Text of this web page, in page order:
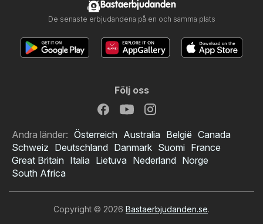
Bastaerbjudanden
De senaste erbjudandena på en och samma plats
Följ oss
Andra länder: Österreich Australia België Canada
Schweiz Deutschland Danmark Suomi France
Great Britain Italia Lietuva Nederland Norge
South Africa
Copyright © 2026 Bastaerbjudanden.se.